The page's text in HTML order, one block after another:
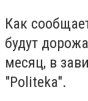
Как
будут
месяц, в
"Рoliteka".